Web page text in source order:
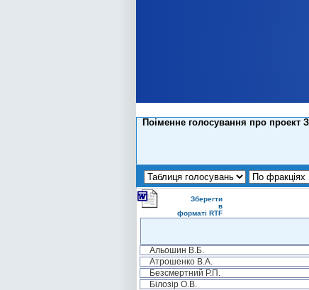
Поіменне голосування про проект
Зберегти
в
форматі RTF
Альошин В.Б.
Атрошенко В.А.
Безсмертний Р.П.
Білозір О.В.